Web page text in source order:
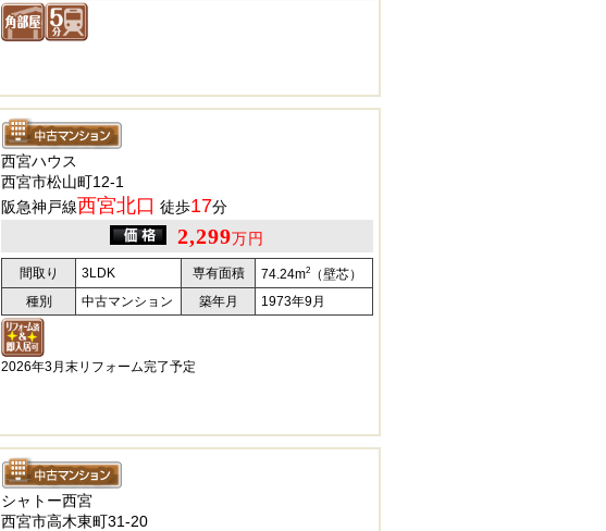
西宮ハウス
西宮市松山町12-1
阪急神戸線西宮北口 徒歩17分
2,299万円
間取り 3LDK 専有面積 74.24m2
（壁芯）
種別
中古マンション 築年月 1973年9月
2026年3月末リフォーム完了予定
シャトー西宮
西宮市高木東町31-20